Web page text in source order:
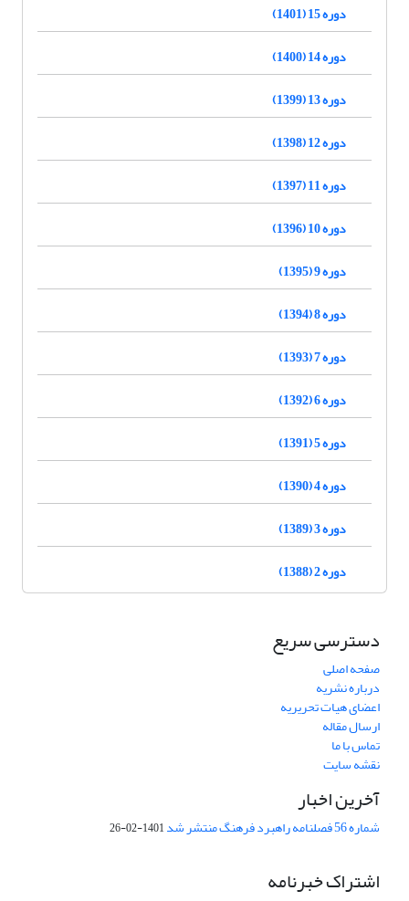
دوره 15 (1401)
دوره 14 (1400)
دوره 13 (1399)
دوره 12 (1398)
دوره 11 (1397)
دوره 10 (1396)
دوره 9 (1395)
دوره 8 (1394)
دوره 7 (1393)
دوره 6 (1392)
دوره 5 (1391)
دوره 4 (1390)
دوره 3 (1389)
دوره 2 (1388)
دسترسی سریع
صفحه اصلی
درباره نشریه
اعضای هیات تحریریه
ارسال مقاله
تماس با ما
نقشه سایت
آخرین اخبار
شماره 56 فصلنامه راهبرد فرهنگ منتشر شد 1401-02-26
اشتراک خبرنامه